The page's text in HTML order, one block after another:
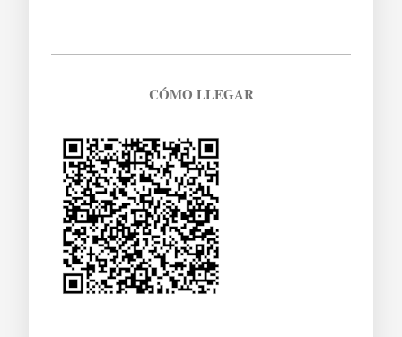
CÓMO LLEGAR